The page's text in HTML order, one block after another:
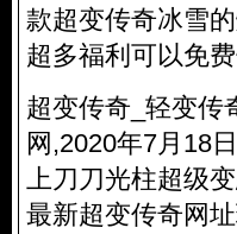
款超变传奇冰雪
超多福利可以免
超变传奇_轻变传
网,2020年7月18
上刀刀光柱超级
最新超变传奇网